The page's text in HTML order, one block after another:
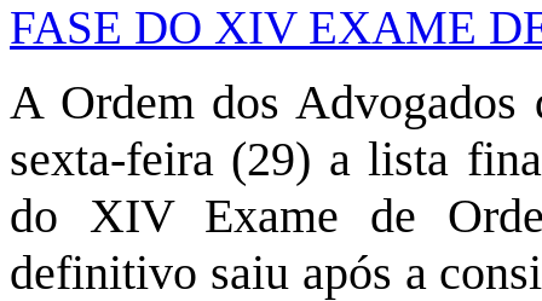
FASE DO XIV EXAME
A Ordem dos
sexta-feira (29) a lista
do XIV Exame de
definitivo saiu após a